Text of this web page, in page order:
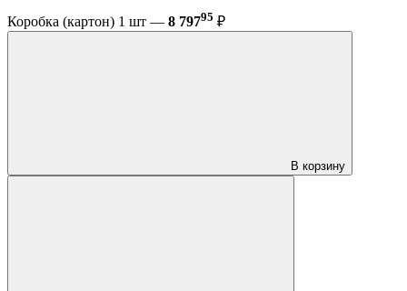
Коробка (картон) 1 шт — 8 79795 ₽
В корзину